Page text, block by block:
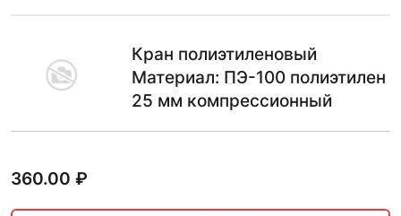
Кран полиэтиленовый
Материал: ПЭ-100 полиэтилен
25 мм компрессионный
360.00 ₽